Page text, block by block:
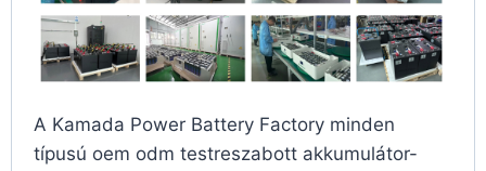
A Kamada Power Battery Factory minden
típusú oem odm testreszabott akkumulátor-